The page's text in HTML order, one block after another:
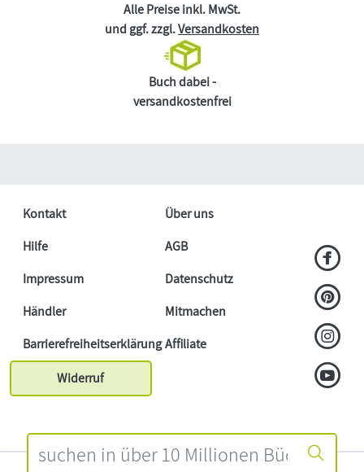
Alle Preise inkl. MwSt.
und ggf. zzgl.Versandkosten
Buch dabei -
versandkostenfrei
Kontakt
Über uns
Hilfe
AGB
Impressum
Datenschutz
Händler
Mitmachen
BarrierefreiheitserklärungAffiliate
Widerruf